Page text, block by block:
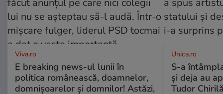
Viva.ro
E breaking news-ul lunii în
politica românească, doamnelor,
domnișoarelor și domnilor! Astăzi,
Unica.ro
S-a
și deja au
Tudor